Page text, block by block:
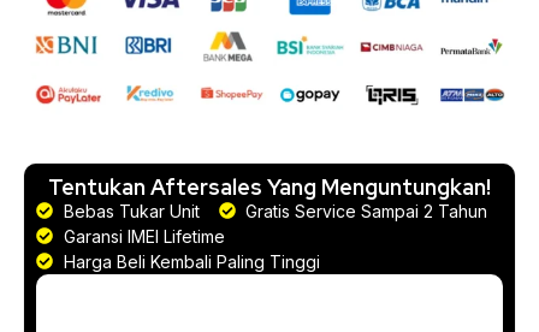
Tentukan Aftersales Yang Menguntungkan!
Bebas Tukar Unit
Gratis Service Sampai 2 Tahun
Garansi IMEI Lifetime
Harga Beli Kembali Paling Tinggi